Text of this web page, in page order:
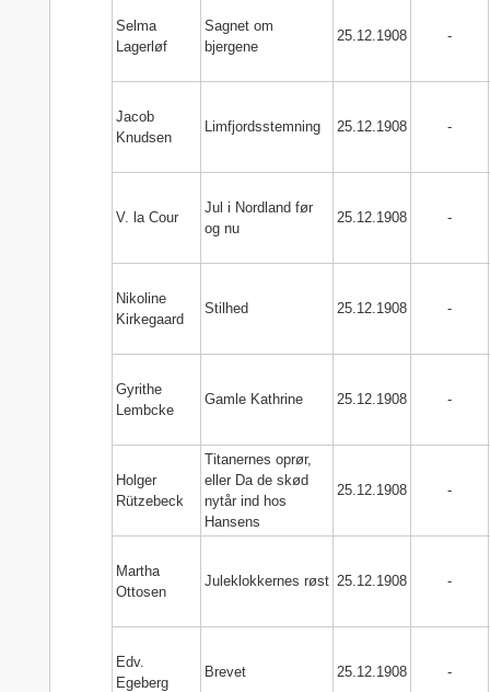
Selma
Lagerløf
Sagnet om
bjergene
25.12.1908 -
Jacob
Knudsen
Limfjordsstemning 25.12.1908 -
V. la Cour
Jul i Nordland før
og nu
25.12.1908 -
Nikoline
Kirkegaard
Stilhed 25.12.1908 -
Gyrithe
Lembcke
Gamle Kathrine 25.12.1908 -
Holger
Rützebeck
Titanernes oprør,
eller Da de skød
nytår ind hos
Hansens
25.12.1908 -
Martha
Ottosen
Juleklokkernes røst 25.12.1908 -
Edv.
Egeberg
Brevet 25.12.1908 -